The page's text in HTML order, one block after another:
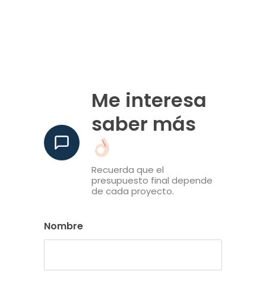
Me interesa
saber más
Recuerda que el
presupuesto final depende
de cada proyecto.
Nombre